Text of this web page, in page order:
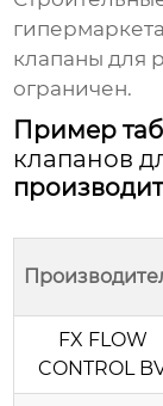
клапаны для
ограничен.
Пример
клапанов
FX FLOW
CONTROL